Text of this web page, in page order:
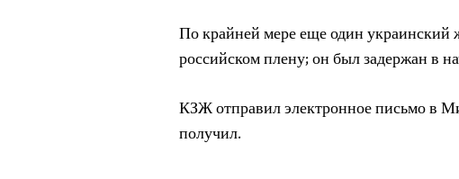
По крайней мере еще один украинский
российском плену; он был задержан в
КЗЖ отправил электронное письмо в
получил.